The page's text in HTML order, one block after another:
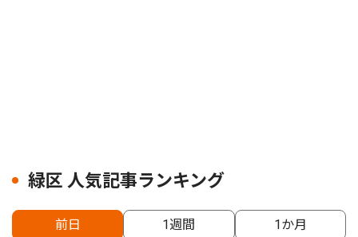
緑区 人気記事ランキング
前日 1週間 1か月